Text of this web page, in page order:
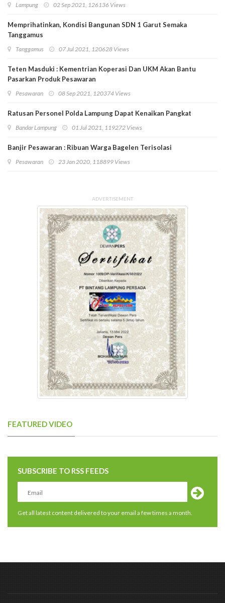
Lampung 02 Sep 2021, 126136 Views
Memprihatinkan, Kondisi Bangunan SDN 1 Garut Semaka
Tanggamus
Tanggamus 07 Jul 2021, 120628 Views
Teten Masduki : Kementrian Koperasi Dan UKM Akan Bantu
Pasarkan Produk Pesawaran
Pesawaran 08 Sep 2021, 120374 Views
Ratusan Personel Polda Lampung Dapat Kenaikan Pangkat
Bandar Lampung 01 Jul 2021, 119272 Views
Banjir Pesawaran : Ribuan Warga Bagelen Terisolasi
Pesawaran 23 Jan 2020, 118899 Views
ADVERTISEMENT
FEATURED VIDEO
SUBSCRIBE TO RSS FEEDS
Get all latest content delivered to your email a few times a month.